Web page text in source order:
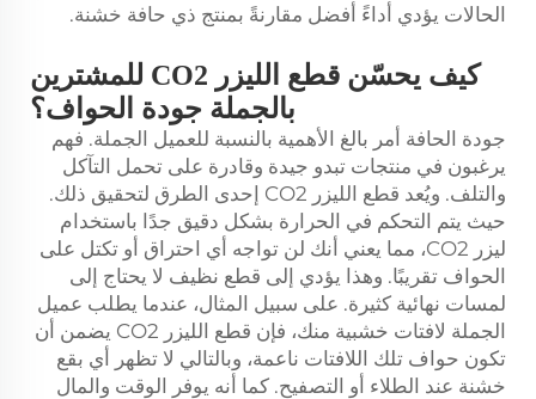
الحالات يؤدي أداءً أفضل مقارنةً بمنتج ذي حافة خشنة.
كيف يحسّن قطع الليزر CO2 للمشترين
بالجملة جودة الحواف؟
جودة الحافة أمر بالغ الأهمية بالنسبة للعميل الجملة. فهم
يرغبون في منتجات تبدو جيدة وقادرة على تحمل التآكل
والتلف. ويُعد قطع الليزر CO2 إحدى الطرق لتحقيق ذلك.
حيث يتم التحكم في الحرارة بشكل دقيق جدًا باستخدام
ليزر CO2، مما يعني أنك لن تواجه أي احتراق أو تكتل على
الحواف تقريبًا. وهذا يؤدي إلى قطع نظيف لا يحتاج إلى
لمسات نهائية كثيرة. على سبيل المثال، عندما يطلب عميل
الجملة لافتات خشبية منك، فإن قطع الليزر CO2 يضمن أن
تكون حواف تلك اللافتات ناعمة، وبالتالي لا تظهر أي بقع
خشنة عند الطلاء أو التصفيح. كما أنه يوفر الوقت والمال